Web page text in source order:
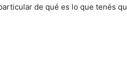
de qué es lo que tenés